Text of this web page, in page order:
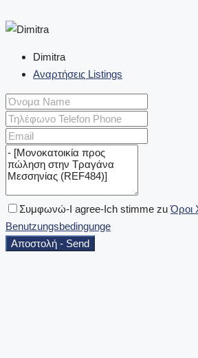
Dimitra
Αναρτήσεις Listings
Συμφωνώ-I agree-Ich stimme zuΌροι
Benutzungsbedingunge
Αποστολή - Send